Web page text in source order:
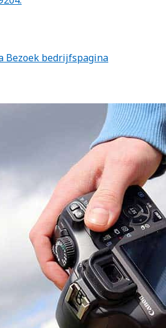
Bezoek bedrijfspagina